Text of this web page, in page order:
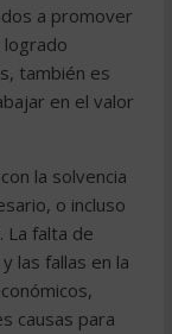
a promover
logrado
también es
en el valor
la solvencia
o incluso
La falta de
las fallas en la
causas para